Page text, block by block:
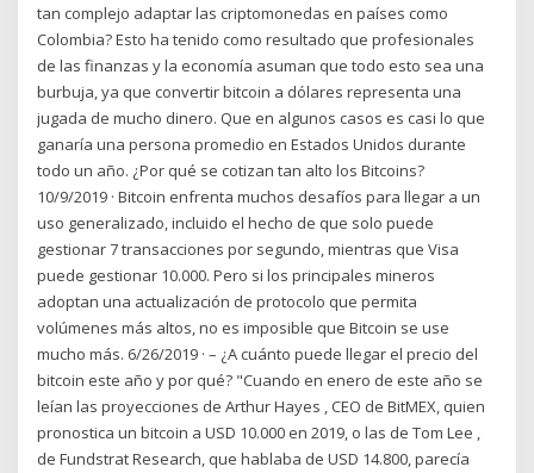
tan complejo adaptar las criptomonedas en países como
Colombia? Esto ha tenido como resultado que profesionales
de las finanzas y la economía asuman que todo esto sea una
burbuja, ya que convertir bitcoin a dólares representa una
jugada de mucho dinero. Que en algunos casos es casi lo que
ganaría una persona promedio en Estados Unidos durante
todo un año. ¿Por qué se cotizan tan alto los Bitcoins?
10/9/2019 · Bitcoin enfrenta muchos desafíos para llegar a un
uso generalizado, incluido el hecho de que solo puede
gestionar 7 transacciones por segundo, mientras que Visa
puede gestionar 10.000. Pero si los principales mineros
adoptan una actualización de protocolo que permita
volúmenes más altos, no es imposible que Bitcoin se use
mucho más. 6/26/2019 · – ¿A cuánto puede llegar el precio del
bitcoin este año y por qué? "Cuando en enero de este año se
leían las proyecciones de Arthur Hayes , CEO de BitMEX, quien
pronostica un bitcoin a USD 10.000 en 2019, o las de Tom Lee ,
de Fundstrat Research, que hablaba de USD 14.800, parecía